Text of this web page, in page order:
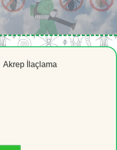
Akrep İlaçlama